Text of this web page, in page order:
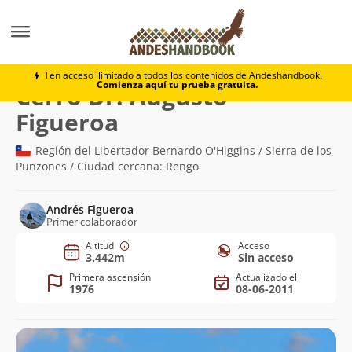
Ten acceso ilimitado a todos los contenidos de Andeshandbook.
Comienza aquí tu prueba gratuita.
Cerro Dr. Augusto Figueroa
Cerro Dr. Augusto
Figueroa (3.442m)
Región del Libertador Bernardo O'Higgins / Sierra de los
Punzones / Ciudad cercana: Rengo
Andrés Figueroa
Primer colaborador
Altitud
3.442m
Acceso
Sin acceso
Primera ascensión
1976
Actualizado el
08-06-2011